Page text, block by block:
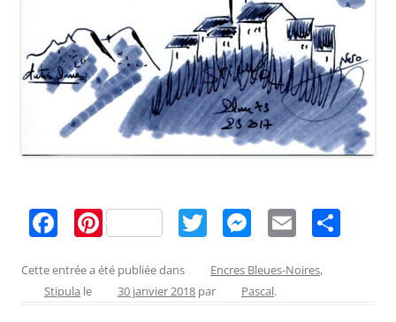
c
e
Pi
nt
er
e
T
w
itt
er
M
ss
e
E
m
ai
Cette entrée a été publiée dans Encres Bleues-Noires,
Stipula le 30 janvier 2018 par Pascal.